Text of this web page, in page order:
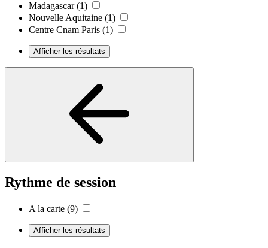
Madagascar (1)
Nouvelle Aquitaine (1)
Centre Cnam Paris (1)
Afficher les résultats
Rythme de session
A la carte (9)
Afficher les résultats